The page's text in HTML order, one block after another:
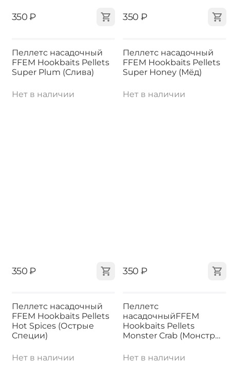
‍350‍ ₽ ‍350‍ ₽
Пеллетс насадочный
FFEM Hookbaits Pellets
Super Plum (Слива)
Нет в наличии
‍350‍ ₽
Пеллетс насадочный
FFEM Hookbaits Pellets
Super Honey (Мёд)
Нет в наличии
‍350‍ ₽
Пеллетс насадочный
FFEM Hookbaits Pellets
Hot Spices (Острые
Специи)
Нет в наличии
Пеллетс
насадочныйFFEM
Hookbaits Pellets
Monster Crab (Монстр
Нет в наличии